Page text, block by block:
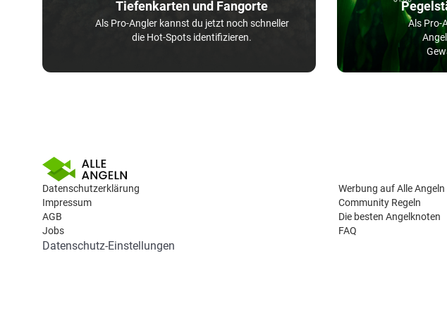
Tiefenkarten und Fangorte
Als Pro-Angler kannst du jetzt noch schneller
die Hot-Spots identifizieren.
Als Pro-
Datenschutzerklärung
Impressum
AGB
Jobs
Werbung auf Alle Angeln
Community Regeln
Die besten Angelknoten
FAQ
Datenschutz-Einstellungen